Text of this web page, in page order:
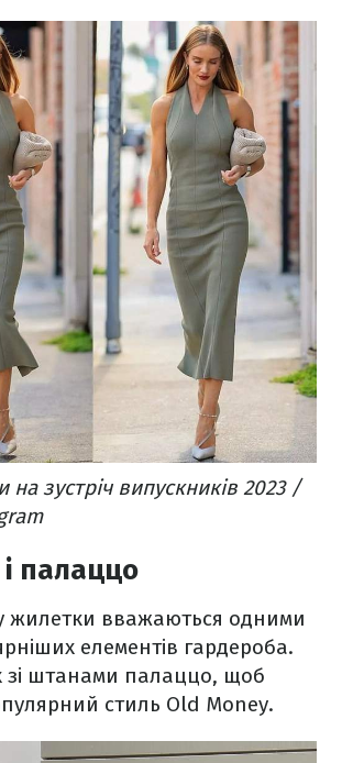
на зустріч випускників 2023 /
палаццо
жилетки вважаються одними
елементів гардероба.
зі штанами палаццо, щоб
стиль Old Money.